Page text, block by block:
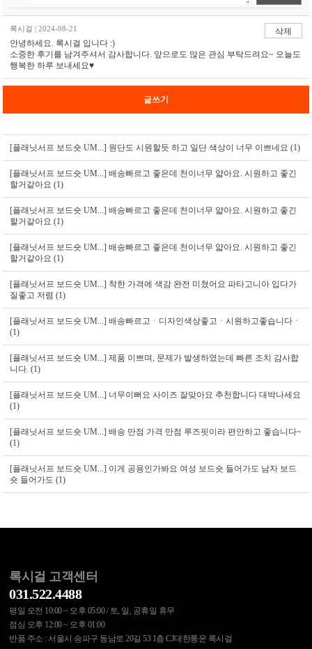
록시걸 | 2024-08-21
삭제
안녕하세요. 록시걸 입니다 :)
소중한 후기를 남겨주셔서 감사합니다. 앞으로도 많은 관심 부탁드려요~ 오늘도
행복한 하루 보내세요♥
글쓰기
[플래닛서프 보드숏 UM...] 원단도 시원할듯 하고 일단 색상이 너무 이쁘네요 (1)
[플래닛서프 보드숏 UM...]배송빠르고 좋은데 천이너무 얇아요. 시원하고 좋긴
할거같아요 (1)
[플래닛서프 보드숏 UM...]배송빠르고 좋은데 천이너무 얇아요. 시원하고 좋긴
할거같아요 (1)
[플래닛서프 보드숏 UM...]배송빠르고 좋은데 천이너무 얇아요. 시원하고 좋긴
할거같아요 (1)
[플래닛서프 보드숏 UM...] 착한 가격에 색감 완전 미쳤어요 파타고니아 입다가
질좋고 저렴 (1)
[플래닛서프 보드숏 UM...]배송빠르고ㆍ디자인색상좋고ㆍ시원하고좋습니다ㆍ
(1)
[플래닛서프 보드숏 UM...]제품 이쁘며, 문제가 발생하였는데 빠른 조치 감사합
니다. (1)
[플래닛서프 보드숏 UM...] 너무이뻐요 사이즈 잘맞아요 추천합니다 대박나세요
(1)
[플래닛서프 보드숏 UM...]배송 만점 가격 만점 루즈핏이라 편안하고 좋습니다~
(1)
[플래닛서프 보드숏 UM...] 이게 공용인가봐요 여성 보드숏 들어가도 남자 보드
숏 들어가도 (1)
록시걸 고객센터
031.522.4488
평일 오전 10:00 ~ 오후 05:00 / 토, 일, 공휴일 휴무
점심 오후 12:00 ~ 오후 01:00
반품 주소 : 서울시 송파구 동남로 20길 53 1층 CJ대한통운 록시걸